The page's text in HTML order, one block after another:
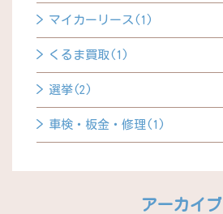
マイカーリース(1)
くるま買取(1)
選挙(2)
車検・板金・修理(1)
アーカイブ